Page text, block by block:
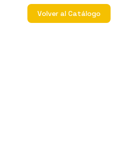
Volver al Catálogo